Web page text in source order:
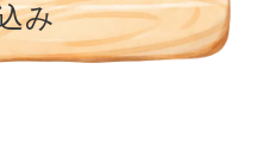
み